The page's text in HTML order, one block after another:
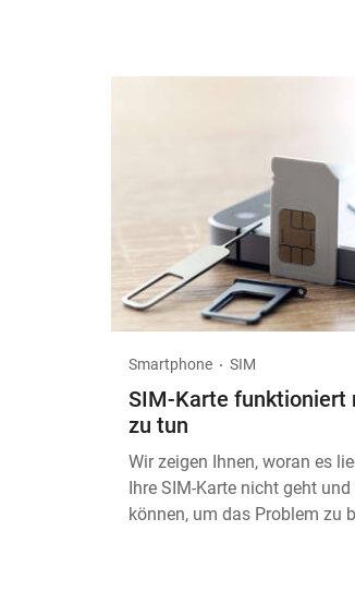
Smartphone SIM
SIM-Karte funktioniert
zu tun
Wir zeigen Ihnen, woran es
Ihre SIM-Karte nicht geht
können, um das Problem zu